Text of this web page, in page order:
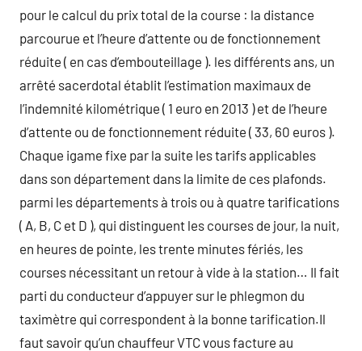
pour le calcul du prix total de la course : la distance
parcourue et l’heure d’attente ou de fonctionnement
réduite ( en cas d’embouteillage ). les différents ans, un
arrêté sacerdotal établit l’estimation maximaux de
l’indemnité kilométrique ( 1 euro en 2013 ) et de l’heure
d’attente ou de fonctionnement réduite ( 33, 60 euros ).
Chaque igame fixe par la suite les tarifs applicables
dans son département dans la limite de ces plafonds.
parmi les départements à trois ou à quatre tarifications
( A, B, C et D ), qui distinguent les courses de jour, la nuit,
en heures de pointe, les trente minutes fériés, les
courses nécessitant un retour à vide à la station… Il fait
parti du conducteur d’appuyer sur le phlegmon du
taximètre qui correspondent à la bonne tarification.Il
faut savoir qu’un chauffeur VTC vous facture au